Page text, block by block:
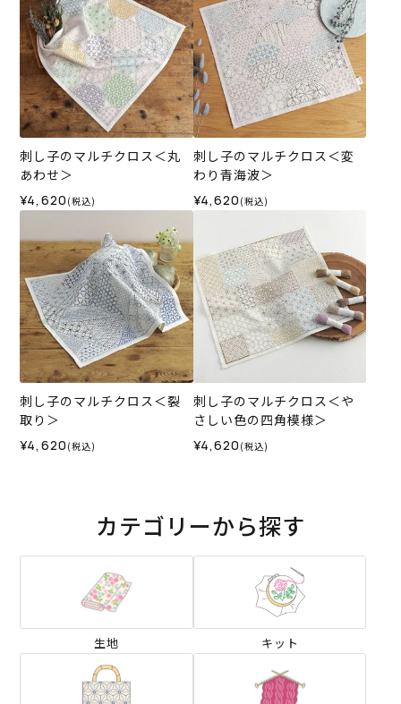
刺し子のマルチクロス＜丸
あわせ＞
¥4,620 (税込)
刺し子のマルチクロス＜変
わり青海波＞
¥4,620 (税込)
刺し子のマルチクロス＜裂
取り＞
¥4,620 (税込)
刺し子のマルチクロス＜や
さしい色の四角模様＞
¥4,620 (税込)
カテゴリーから探す
生地 キット